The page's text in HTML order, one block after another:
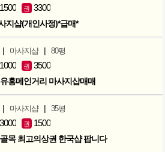
1500 권 3300
지샵(개인사정)*급매*
| 마사지샵 | 80평
1000 권 3500
흥메인거리 마사지샵매매
| 마사지샵 | 35평
3000 권 1500
목 최고의상권 한국샵 팝니다